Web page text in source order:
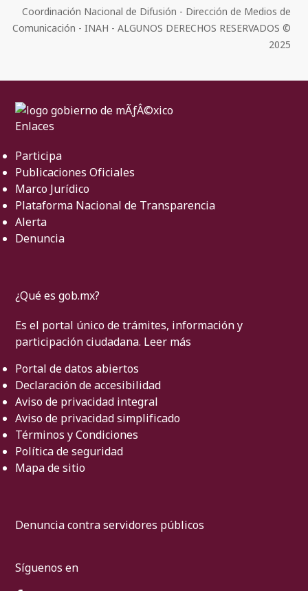
Coordinación Nacional de Difusión - Dirección de Medios de
Comunicación - INAH - ALGUNOS DERECHOS RESERVADOS ©
2025
Enlaces
Participa
Publicaciones Oficiales
Marco Jurídico
Plataforma Nacional de Transparencia
Alerta
Denuncia
¿Qué es gob.mx?
Es el portal único de trámites, información y
participación ciudadana. Leer más
Portal de datos abiertos
Declaración de accesibilidad
Aviso de privacidad integral
Aviso de privacidad simplificado
Términos y Condiciones
Política de seguridad
Mapa de sitio
Denuncia contra servidores públicos
Síguenos en